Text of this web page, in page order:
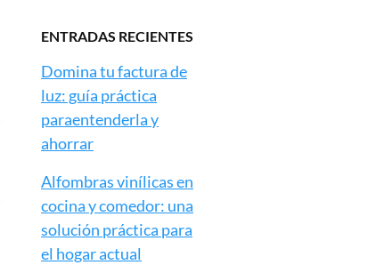
ENTRADAS RECIENTES
Domina tu factura de
luz: guía práctica
paraentenderla y
ahorrar
Alfombras vinílicas en
cocina y comedor: una
solución práctica para
el hogar actual